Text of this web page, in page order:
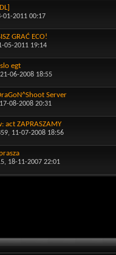
01-2011 00:17
GRAĆ ECO!
05-2011 19:14
egt
06-2008 18:55
Server
08-2008 20:31
ZAPRASZAMY
, 11-07-2008 18:56
, 18-11-2007 22:01